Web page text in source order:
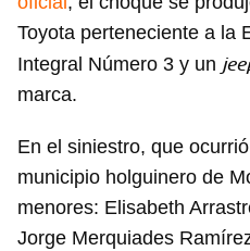
Toyota perteneciente a la
Integral Número 3 y un
marca.
En el siniestro, que
municipio holguinero de
menores: Elisabeth
Jorge Merquiades